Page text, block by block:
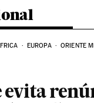
EUROPA ORIENTE
evita